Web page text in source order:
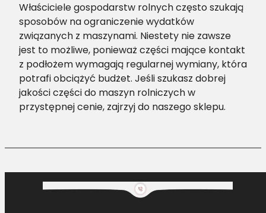
Właściciele gospodarstw rolnych często szukają
sposobów na ograniczenie wydatków
związanych z maszynami. Niestety nie zawsze
jest to możliwe, ponieważ części mające kontakt
z podłożem wymagają regularnej wymiany, która
potrafi obciążyć budżet. Jeśli szukasz dobrej
jakości części do maszyn rolniczych w
przystępnej cenie, zajrzyj do naszego sklepu.